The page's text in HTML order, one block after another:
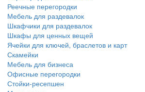
Реечные перегородки
Мебель для раздевалок
Шкафчики для раздевалок
Шкафы для ценных вещей
Ячейки для ключей, браслетов и карт
Скамейки
Мебель для бизнеса
Офисные перегородки
Стойки-ресепшен